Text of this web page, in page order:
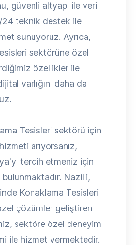
güvenli altyapı ile veri
24 teknik destek ile
sunuyoruz. Ayrıca,
sektörüne özel
özellikler ile
varlığını daha da
Tesisleri sektörü için
arıyorsanız,
tercih etmeniz için
Nazilli,
Konaklama Tesisleri
çözümler geliştiren
sektöre özel deneyim
ile hizmet vermektedir.